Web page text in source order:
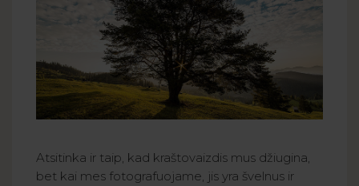
Atsitinka ir taip, kad kraštovaizdis mus džiugina,
bet kai mes fotografuojame, jis yra švelnus ir